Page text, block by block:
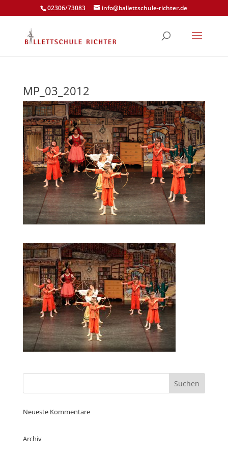
02306/73083 info@ballettschule-richter.de
MP_03_2012
Neueste Kommentare
Archiv